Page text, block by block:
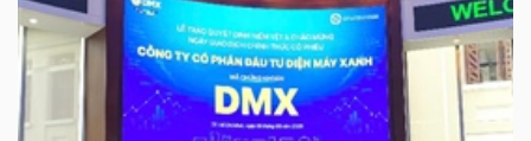
PHIẾU
PHÁI